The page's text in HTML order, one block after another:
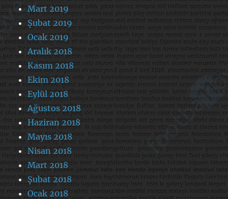
Mart 2019
Şubat 2019
Ocak 2019
Aralık 2018
Kasım 2018
Ekim 2018
Eylül 2018
Ağustos 2018
Haziran 2018
Mayıs 2018
Nisan 2018
Mart 2018
Şubat 2018
Ocak 2018